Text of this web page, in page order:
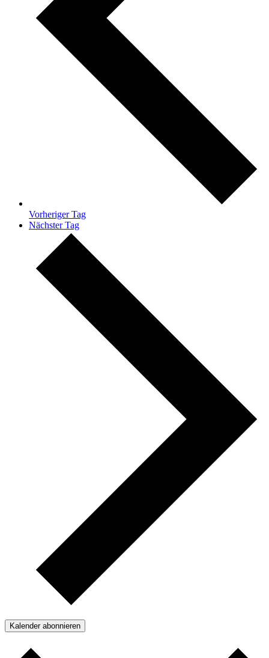
Vorheriger Tag
Nächster Tag
Kalender abonnieren